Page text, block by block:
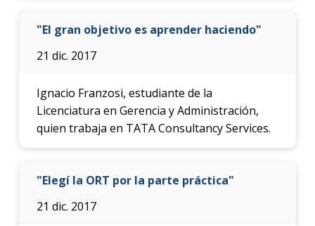
"El gran objetivo es aprender haciendo"
21 dic. 2017
Ignacio Franzosi, estudiante de la
Licenciatura en Gerencia y Administración,
quien trabaja en TATA Consultancy Services.
"Elegí la ORT por la parte práctica"
21 dic. 2017